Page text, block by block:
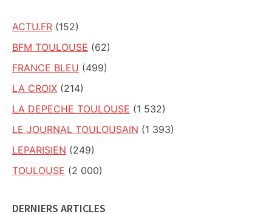
ACTU.FR (152)
BFM TOULOUSE (62)
FRANCE BLEU (499)
LA CROIX (214)
LA DEPECHE TOULOUSE (1 532)
LE JOURNAL TOULOUSAIN (1 393)
LEPARISIEN (249)
TOULOUSE (2 000)
DERNIERS ARTICLES